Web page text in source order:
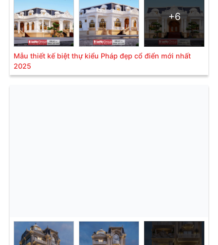
+6
Mẫu thiết kế biệt thự kiểu Pháp đẹp cổ điển mới nhất
2025